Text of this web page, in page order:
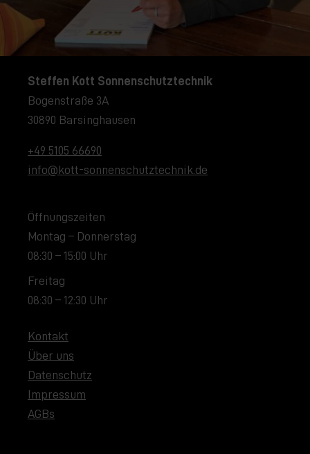
Steffen Kott Sonnenschutztechnik
Bogenstraße 3A
30890 Barsinghausen
+49 5105 66690
info@kott-sonnenschutztechnik.de
Öffnungszeiten
Montag – Donnerstag
08:30 – 15:00 Uhr
Freitag
08:30 – 12:30 Uhr
Kontakt
Über uns
Datenschutz
Impressum
AGBs